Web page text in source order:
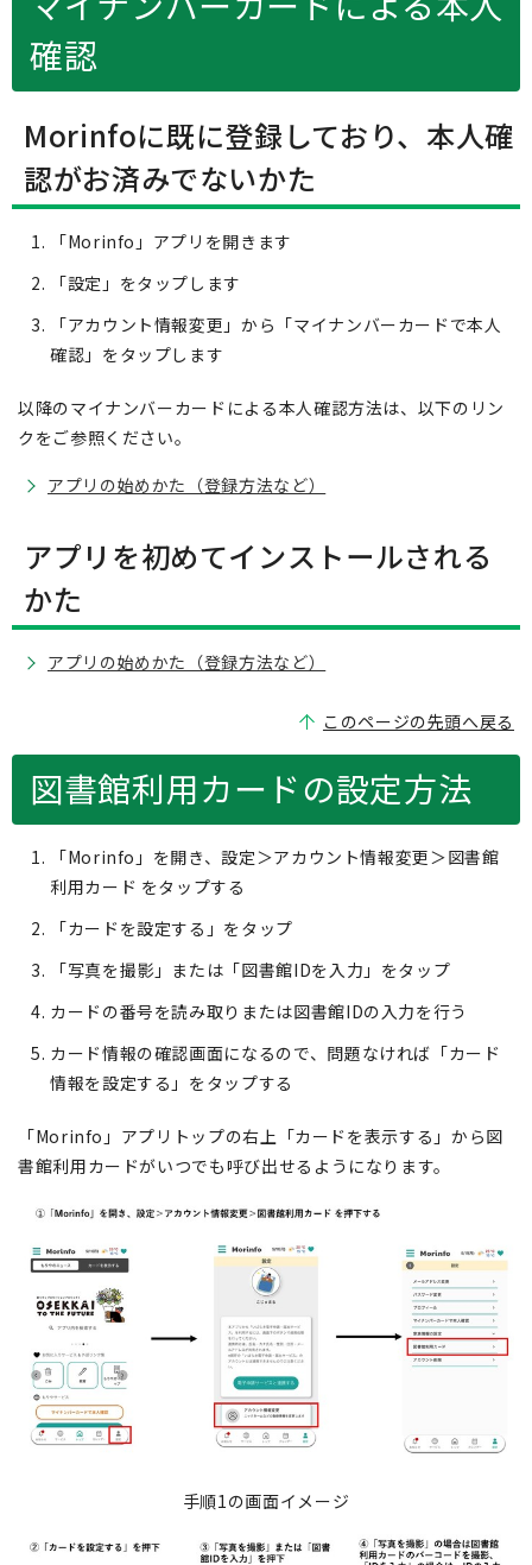
確認
Morinfoに既に登録しており、本人確
認がお済みでないかた
「Morinfo」アプリを開きます
「設定」をタップします
「アカウント情報変更」から「マイナンバーカードで本人
確認」をタップします
以降のマイナンバーカードによる本人確認方法は、以下のリン
クをご参照ください。
アプリの始めかた（登録方法など）
アプリを初めてインストールされる
かた
アプリの始めかた（登録方法など）
このページの先頭へ戻る
図書館利用カードの設定方法
「Morinfo」を開き、設定＞アカウント情報変更＞図書館
利用カード をタップする
「カードを設定する」をタップ
「写真を撮影」または「図書館IDを入力」をタップ
カードの番号を読み取りまたは図書館IDの入力を行う
カード情報の確認画面になるので、問題なければ「カード
情報を設定する」をタップする
「Morinfo」アプリトップの右上「カードを表示する」から図
書館利用カードがいつでも呼び出せるようになります。
手順1の画面イメージ